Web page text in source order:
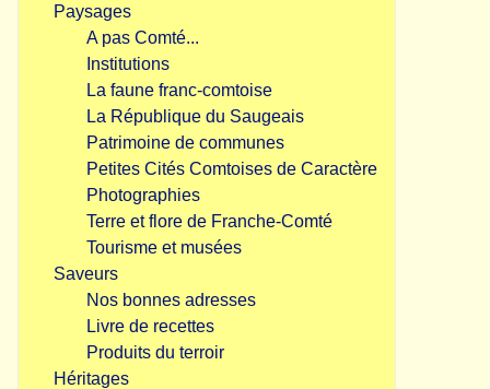
Paysages
A pas Comté...
Institutions
La faune franc-comtoise
La République du Saugeais
Patrimoine de communes
Petites Cités Comtoises de Caractère
Photographies
Terre et flore de Franche-Comté
Tourisme et musées
Saveurs
Nos bonnes adresses
Livre de recettes
Produits du terroir
Héritages